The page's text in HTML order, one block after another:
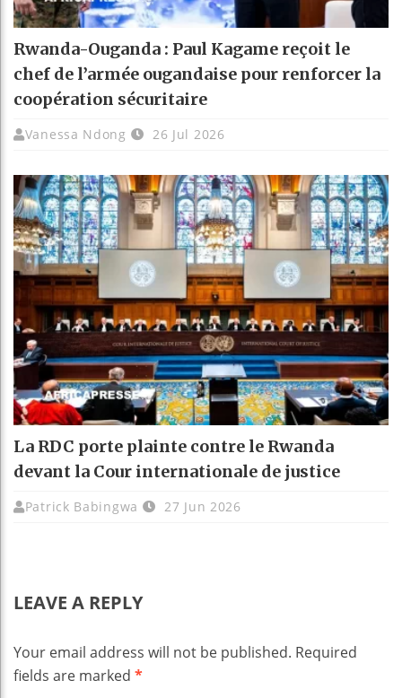
Rwanda-Ouganda : Paul Kagame reçoit le
chef de l’armée ougandaise pour renforcer la
coopération sécuritaire
Vanessa Ndong 26 Jul 2026
La RDC porte plainte contre le Rwanda
devant la Cour internationale de justice
Patrick Babingwa 27 Jun 2026
LEAVE A REPLY
Your email address will not be published. Required
fields are marked *